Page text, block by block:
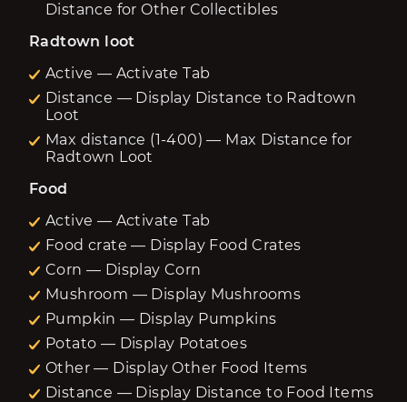
Distance for Other Collectibles
Radtown loot
Active — Activate Tab
Distance — Display Distance to Radtown
Loot
Max distance (1-400) — Max Distance for
Radtown Loot
Food
Active — Activate Tab
Food crate — Display Food Crates
Corn — Display Corn
Mushroom — Display Mushrooms
Pumpkin — Display Pumpkins
Potato — Display Potatoes
Other — Display Other Food Items
Distance — Display Distance to Food Items